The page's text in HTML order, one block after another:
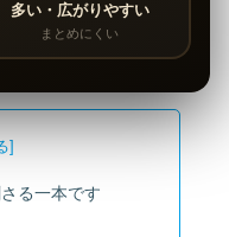
多い・広がりやすい
まとめにくい
る一本です